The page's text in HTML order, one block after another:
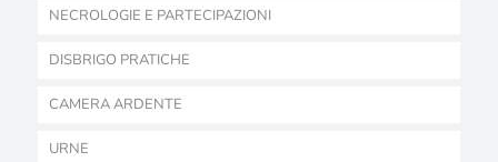
NECROLOGIE E PARTECIPAZIONI
DISBRIGO PRATICHE
CAMERA ARDENTE
URNE